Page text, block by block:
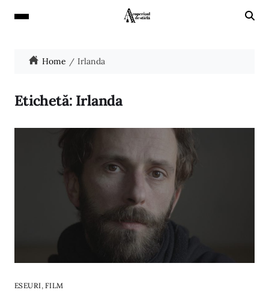
Home Irlanda
Etichetă: Irlanda
ESEURI, FILM